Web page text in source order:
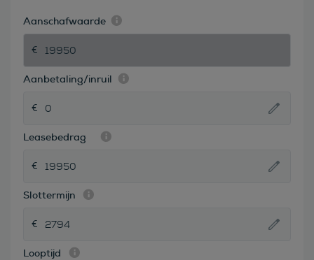
Aanschafwaarde
Aanbetaling/inruil
Leasebedrag
Slottermijn
Looptijd